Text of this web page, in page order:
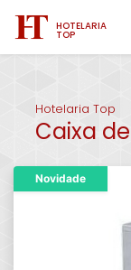
HOTELARIA
TOP
Hotelaria Top
Caixa
Novidade